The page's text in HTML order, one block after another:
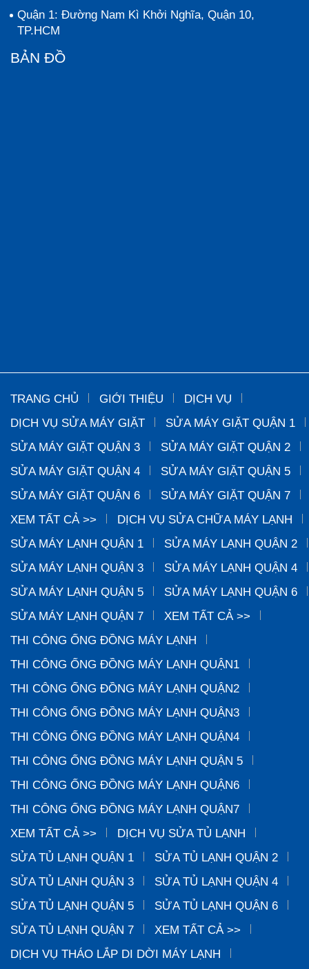
Quận 1: Đường Nam Kì Khởi Nghĩa, Quận 10,
TP.HCM
BẢN ĐỒ
TRANG CHỦ GIỚI THIỆU
DỊCH VỤ
DỊCH VỤ SỬA MÁY GIẶT
SỬA MÁY GIẶT QUẬN 1
SỬA MÁY GIẶT QUẬN 3
SỬA MÁY GIẶT QUẬN 2
SỬA MÁY GIẶT QUẬN 4
SỬA MÁY GIẶT QUẬN 5
SỬA MÁY GIẶT QUẬN 6
SỬA MÁY GIẶT QUẬN 7
XEM TẤT CẢ >>
DỊCH VỤ SỬA CHỮA MÁY LẠNH
SỬA MÁY LẠNH QUẬN 1
SỬA MÁY LẠNH QUẬN 2
SỬA MÁY LẠNH QUẬN 3
SỬA MÁY LẠNH QUẬN 4
SỬA MÁY LẠNH QUẬN 5
SỬA MÁY LẠNH QUẬN 6
SỬA MÁY LẠNH QUẬN 7
XEM TẤT CẢ >>
THI CÔNG ỐNG ĐỒNG MÁY LẠNH
THI CÔNG ỐNG ĐỒNG MÁY LẠNH QUẬN1
THI CÔNG ỐNG ĐỒNG MÁY LẠNH QUẬN2
THI CÔNG ỐNG ĐỒNG MÁY LẠNH QUẬN3
THI CÔNG ỐNG ĐỒNG MÁY LẠNH QUẬN4
THI CÔNG ỐNG ĐỒNG MÁY LẠNH QUẬN 5
THI CÔNG ỐNG ĐỒNG MÁY LẠNH QUẬN6
THI CÔNG ỐNG ĐỒNG MÁY LẠNH QUẬN7
XEM TẤT CẢ >>
DỊCH VỤ SỬA TỦ LẠNH
SỬA TỦ LẠNH QUẬN 1
SỬA TỦ LẠNH QUẬN 2
SỬA TỦ LẠNH QUẬN 3
SỬA TỦ LẠNH QUẬN 4
SỬA TỦ LẠNH QUẬN 5
SỬA TỦ LẠNH QUẬN 6
SỬA TỦ LẠNH QUẬN 7
XEM TẤT CẢ >>
DỊCH VỤ THÁO LẮP DI DỜI MÁY LẠNH